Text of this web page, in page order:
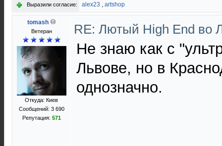
Выразили согласие: alex23 , artshop
tomash
Ветеран
Откуда: Киев
Сообщений: 3 690
Репутация: 571
RE: Лютый High End во
Не знаю как с
Львове, но в
однозначно.